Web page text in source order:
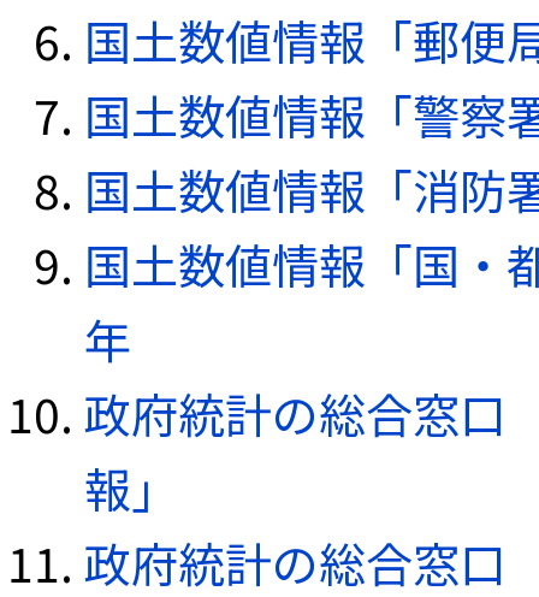
国土数値情報「郵便
国土数値情報「警察
国土数値情報「消防
国土数値情報「国・
年
政府統計の総合窓口
報」
政府統計の総合窓口